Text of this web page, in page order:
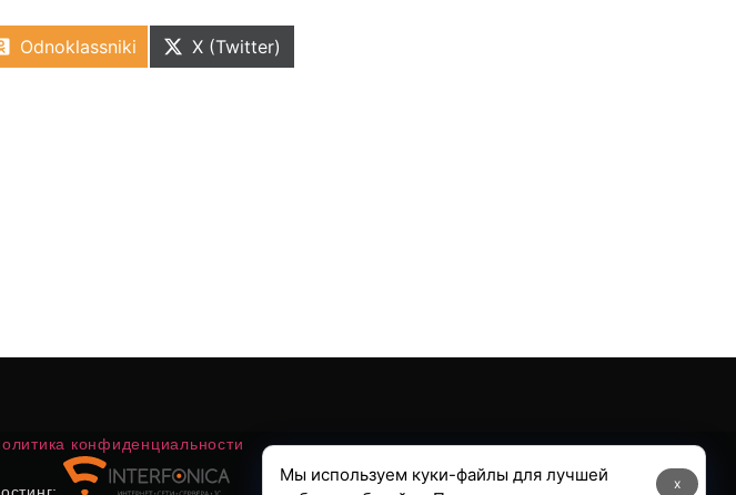
Odnoklassniki X (Twitter)
конфиденциальности
x
Мы используем куки-файлы для лучшей